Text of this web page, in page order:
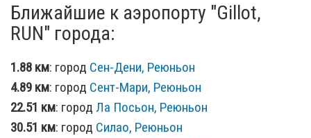
Ближайшие к аэропорту "Gillot,
RUN" города:
1.88 км: город Сен-Дени, Реюньон
4.89 км: город Сент-Мари, Реюньон
22.51 км: город Ла Посьон, Реюньон
30.51 км: город Силао, Реюньон